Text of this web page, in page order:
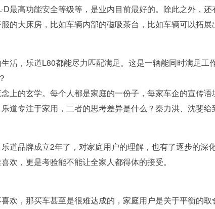
D最高功能安全等级等，是业内目前最好的。除此之外，
的大床房，比如车辆内部的磁吸茶台，比如车辆可以拓展
活，乐道L80都能尽力匹配满足。这是一辆能同时满足工
上的玄学。每个人都是家庭的一份子，每家车企的宣传
道专注于家用，二者的思考差异是什么？秦力洪、沈斐给
道品牌成立2年了，对家庭用户的理解，也有了逐步的深
欢，更是考验能不能让全家人都得体的接受。
欢，那买车甚至是很难达成的，家庭用户是关于平衡的